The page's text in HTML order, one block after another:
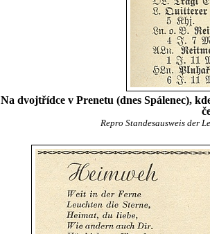
Na dvojtřídce v Prenetu (dnes Spálenec),
Repro Standesausweis der